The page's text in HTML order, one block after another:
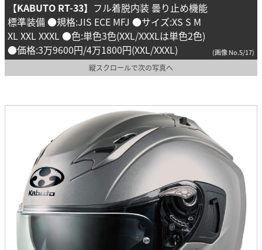
【KABUTO RT-33】 フル着脱内装 曇り止め機能
標準装備 ●規格:JIS ECE MFJ ●サイズ:XS S M
XL XXL XXXL ●色:単色3色(XXL/XXXLは単色2色)
●価格:3万9600円/4万1800円(XXL/XXXL)
(画像 No.5/17)
縦スクロールで次の写真へ